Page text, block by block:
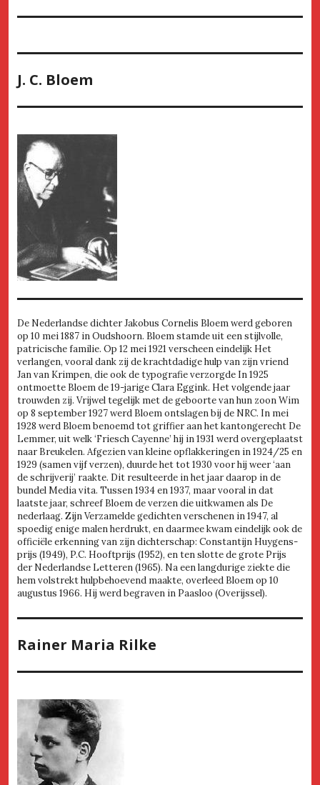
J. C. Bloem
De Nederlandse dichter Jakobus Cornelis Bloem werd geboren
op 10 mei 1887 in Oudshoorn. Bloem stamde uit een stijlvolle,
patricische familie. Op 12 mei 1921 verscheen eindelijk Het
verlangen, vooral dank zij de krachtdadige hulp van zijn vriend
Jan van Krimpen, die ook de typografie verzorgde In 1925
ontmoette Bloem de 19-jarige Clara Eggink. Het volgende jaar
trouwden zij. Vrijwel tegelijk met de geboorte van hun zoon Wim
op 8 september 1927 werd Bloem ontslagen bij de NRC. In mei
1928 werd Bloem benoemd tot griffier aan het kantongerecht De
Lemmer, uit welk ‘Friesch Cayenne’ hij in 1931 werd overgeplaatst
naar Breukelen. Afgezien van kleine opflakkeringen in 1924/25 en
1929 (samen vijf verzen), duurde het tot 1930 voor hij weer ‘aan
de schrijverij’ raakte. Dit resulteerde in het jaar daarop in de
bundel Media vita. Tussen 1934 en 1937, maar vooral in dat
laatste jaar, schreef Bloem de verzen die uitkwamen als De
nederlaag. Zijn Verzamelde gedichten verschenen in 1947, al
spoedig enige malen herdrukt, en daarmee kwam eindelijk ook de
officiële erkenning van zijn dichterschap: Constantijn Huygens-
prijs (1949), P.C. Hooftprijs (1952), en ten slotte de grote Prijs
der Nederlandse Letteren (1965). Na een langdurige ziekte die
hem volstrekt hulpbehoevend maakte, overleed Bloem op 10
augustus 1966. Hij werd begraven in Paasloo (Overijssel).
Rainer Maria Rilke